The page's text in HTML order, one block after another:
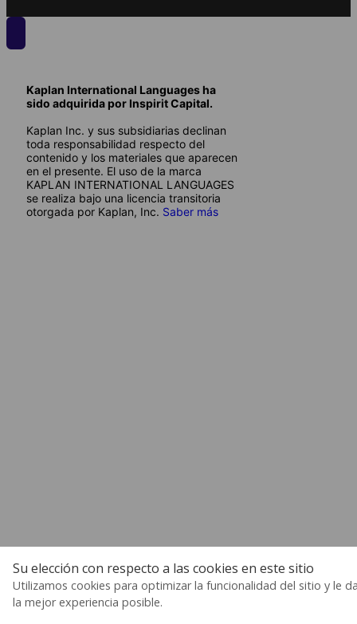
Su elección con respecto a las cookies en este sitio
Utilizamos cookies para optimizar la funcionalidad del sitio y le
la mejor experiencia posible.
Kaplan International Languages ha
sido adquirida por Inspirit Capital.
Kaplan Inc. y sus subsidiarias declinan
toda responsabilidad respecto del
contenido y los materiales que aparecen
en el presente. El uso de la marca
KAPLAN INTERNATIONAL LANGUAGES
se realiza bajo una licencia transitoria
otorgada por Kaplan, Inc. Saber más